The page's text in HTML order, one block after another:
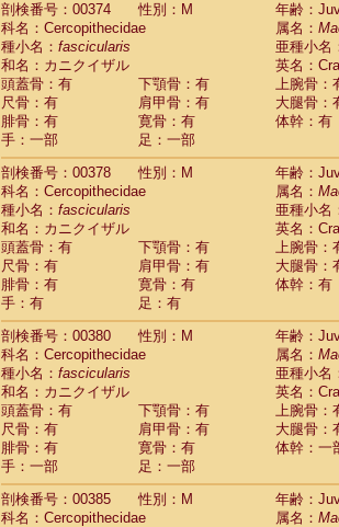
剖検番号：00374
性別：M
年齢：
科名：Cercopithecidae
属名：
種小名： fascicularis
亜種小名
和名：カニクイザル
英名：
頭蓋骨：有
下顎骨：有
上腕骨：
尺骨：有
肩甲骨：有
大腿骨：
腓骨：有
寛骨：有
体幹：有
手：一部
足：一部
剖検番号：00378
性別：M
年齢：
科名：Cercopithecidae
属名：
種小名： fascicularis
亜種小名
和名：カニクイザル
英名：
頭蓋骨：有
下顎骨：有
上腕骨：
尺骨：有
肩甲骨：有
大腿骨：
腓骨：有
寛骨：有
体幹：有
手：有
足：有
剖検番号：00380
性別：M
年齢：
科名：Cercopithecidae
属名：
種小名： fascicularis
亜種小名
和名：カニクイザル
英名：
頭蓋骨：有
下顎骨：有
上腕骨：
尺骨：有
肩甲骨：有
大腿骨：
腓骨：有
寛骨：有
体幹：一
手：一部
足：一部
剖検番号：00385
性別：M
年齢：
科名：Cercopithecidae
属名：